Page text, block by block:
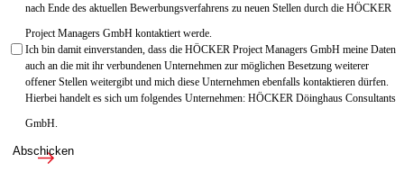
nach Ende des aktuellen Bewerbungsverfahrens zu neuen Stellen durch die HÖCKER
Project Managers GmbH kontaktiert werde.
Ich bin damit einverstanden, dass die HÖCKER Project Managers GmbH meine Daten
auch an die mit ihr verbundenen Unternehmen zur möglichen Besetzung weiterer
offener Stellen weitergibt und mich diese Unternehmen ebenfalls kontaktieren dürfen.
Hierbei handelt es sich um folgendes Unternehmen: HÖCKER Döinghaus Consultants
GmbH.
Abschicken